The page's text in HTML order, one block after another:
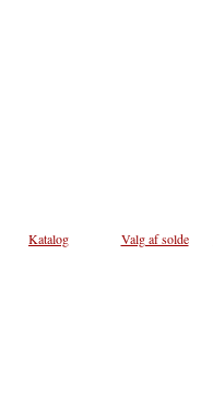
Katalog Valg af solde